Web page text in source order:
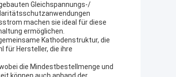
Gleichspannungs-/
machen sie ideal für diese
ermöglichen.
Kathodenstruktur, die
für Hersteller, die ihre
die Mindestbestellmenge und